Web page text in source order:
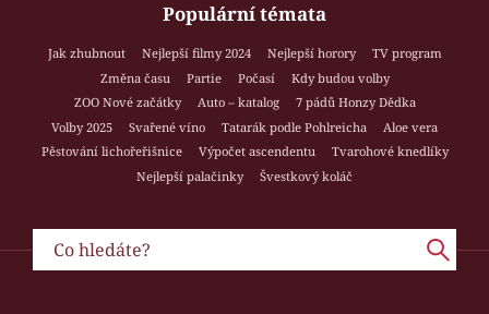
Populární témata
Jak zhubnout Nejlepší filmy 2024 Nejlepší horory
TV program
Změna času
Partie Počasí
Kdy budou volby
ZOO Nové začátky
Auto – katalog
7 pádů Honzy Dědka
Volby 2025
Svařené víno Tatarák podle Pohlreicha
Aloe vera
Pěstování lichořeřišnice
Výpočet ascendentu
Tvarohové knedlíky
Nejlepší palačinky
Švestkový koláč